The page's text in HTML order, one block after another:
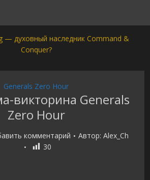
Generals Zero Hour
викторина Generals
Zero Hour
комментарий Автор: Alex_Ch
30